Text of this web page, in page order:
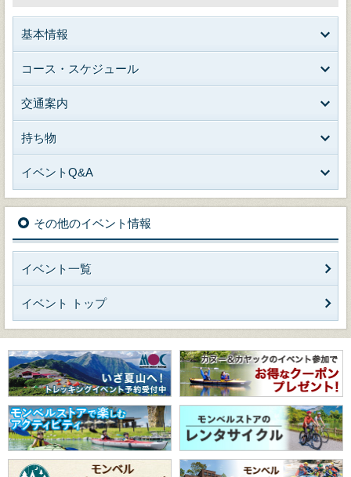
基本情報
コース・スケジュール
交通案内
持ち物
イベントQ&A
その他のイベント情報
イベント一覧
イベント トップ